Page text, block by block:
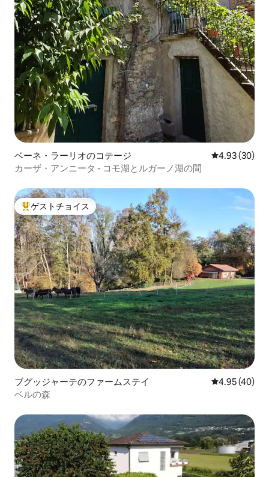
ベーネ・ラーリオのコテージ レビュー30
4.93 (30)
カーザ・アンニータ - コモ湖とルガーノ湖の間
大好評のゲストチョイスです。
ゲストチョイス
ブグッジャーテのファームステイ レビュー40
4.95 (40)
ベルの森